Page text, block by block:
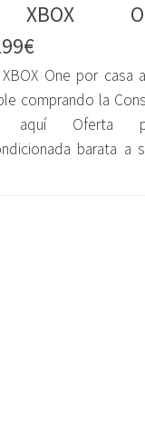
XBOX
One por casa
comprando la
aquí Oferta
barata a